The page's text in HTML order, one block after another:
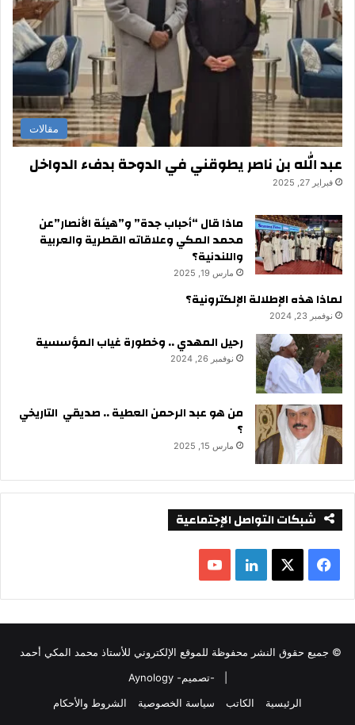
مقالات
عبد الله بن ناصر يطوقني في الدوحة بدفء الدواخل
فبراير 27, 2025
ماذا قال “أحباب جدة” و”هيئة الأنصار”عن
محمد المكي وعلاقاته القطرية والعربية
واللندنية؟
مارس 19, 2025
لماذا هذه الإطلالة الإلكترونية؟
نوفمبر 23, 2024
رحيل المهدي .. وخطورة غياب المؤسسية
نوفمبر 26, 2024
من هو عبد الرحمن العطية .. صديقي التاريخي
؟
مارس 15, 2025
شبكات التواصل الإجتماعية
ي
س
ب
X
ي
ن
ك
Y
o
u
© جميع حقوق النشر محفوظة للموقع الإلكتروني للأستاذ محمد المكي أحمد
-تصميم- Aynology
الرئيسية
الكاتب سياسة الخصوصية الشروط والأحكام